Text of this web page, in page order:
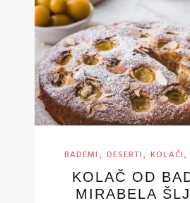
BADEMI , DESERTI , KOLAČI ,
KOLAČ OD
MIRABELA